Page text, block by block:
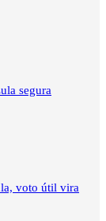
segura
voto útil vira